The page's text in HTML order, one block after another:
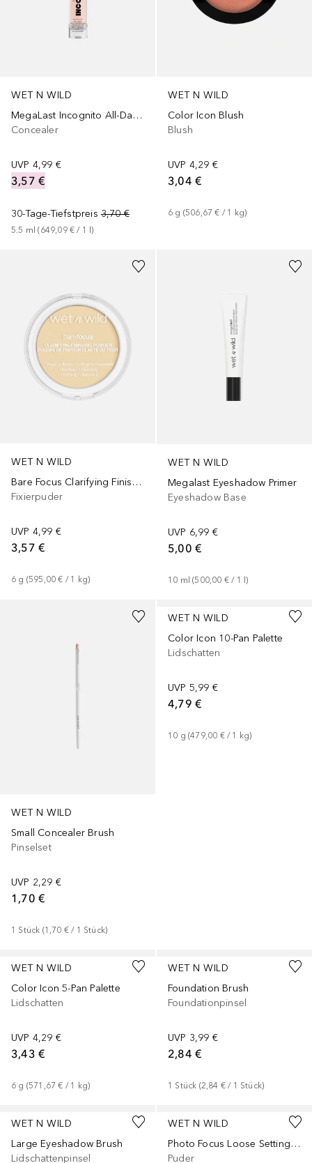
WET N WILD
MegaLast Incognito All-Day Full Coverage
Concealer
UVP 4,99 €
3,57 €
30-Tage-Tiefstpreis 3,70 €
5.5 ml (649,09 € / 1 l)
WET N WILD
Color Icon Blush
Blush
UVP 4,29 €
3,04 €
6 g (506,67 € / 1 kg)
WET N WILD
Bare Focus Clarifying Finishing Powder
Fixierpuder
UVP 4,99 €
3,57 €
6 g (595,00 € / 1 kg)
+1
WET N WILD
Megalast Eyeshadow Primer
Eyeshadow Base
UVP 6,99 €
5,00 €
10 ml (500,00 € / 1 l)
WET N WILD
Small Concealer Brush
Pinselset
UVP 2,29 €
1,70 €
1 Stück (1,70 € / 1 Stück)
WET N WILD
Color Icon 10-Pan Palette
Lidschatten
UVP 5,99 €
4,79 €
10 g (479,00 € / 1 kg)
WET N WILD
Color Icon 5-Pan Palette
Lidschatten
UVP 4,29 €
3,43 €
6 g (571,67 € / 1 kg)
WET N WILD
Foundation Brush
Foundationpinsel
UVP 3,99 €
2,84 €
1 Stück (2,84 € / 1 Stück)
WET N WILD
Large Eyeshadow Brush
Lidschattenpinsel
WET N WILD
Photo Focus Loose Setting Powder
Puder